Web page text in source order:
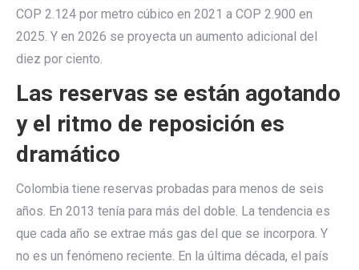
COP 2.124 por metro cúbico en 2021 a COP 2.900 en
2025. Y en 2026 se proyecta un aumento adicional del
diez por ciento.
Las reservas se están agotando
y el ritmo de reposición es
dramático
Colombia tiene reservas probadas para menos de seis
años. En 2013 tenía para más del doble. La tendencia es
que cada año se extrae más gas del que se incorpora. Y
no es un fenómeno reciente. En la última década, el país